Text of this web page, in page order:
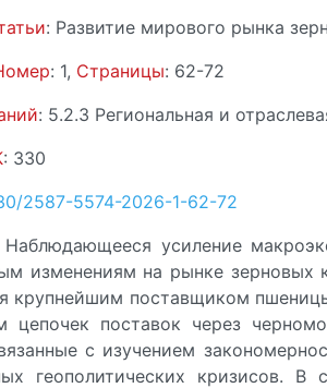
: Развитие мирового рынка
: 1, Страницы: 62-72
: 5.2.3 Региональная и
: 330
2587-5574-2026-1-62-72
Наблюдающееся усиление
изменениям на рынке
крупнейшим поставщиком
цепочек поставок через
с изучением
геополитических кризисов.